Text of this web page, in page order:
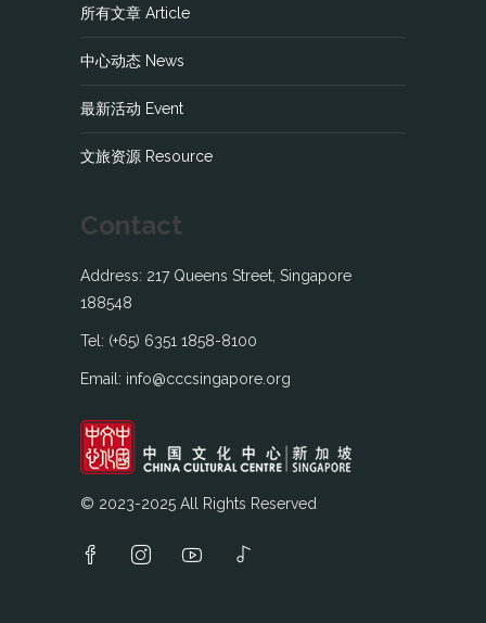
所有文章 Article
中心动态 News
最新活动 Event
文旅资源 Resource
Contact
Address: 217 Queens Street, Singapore
188548
Tel: (+65) 6351 1858-8100
Email: info@cccsingapore.org
© 2023-2025 All Rights Reserved